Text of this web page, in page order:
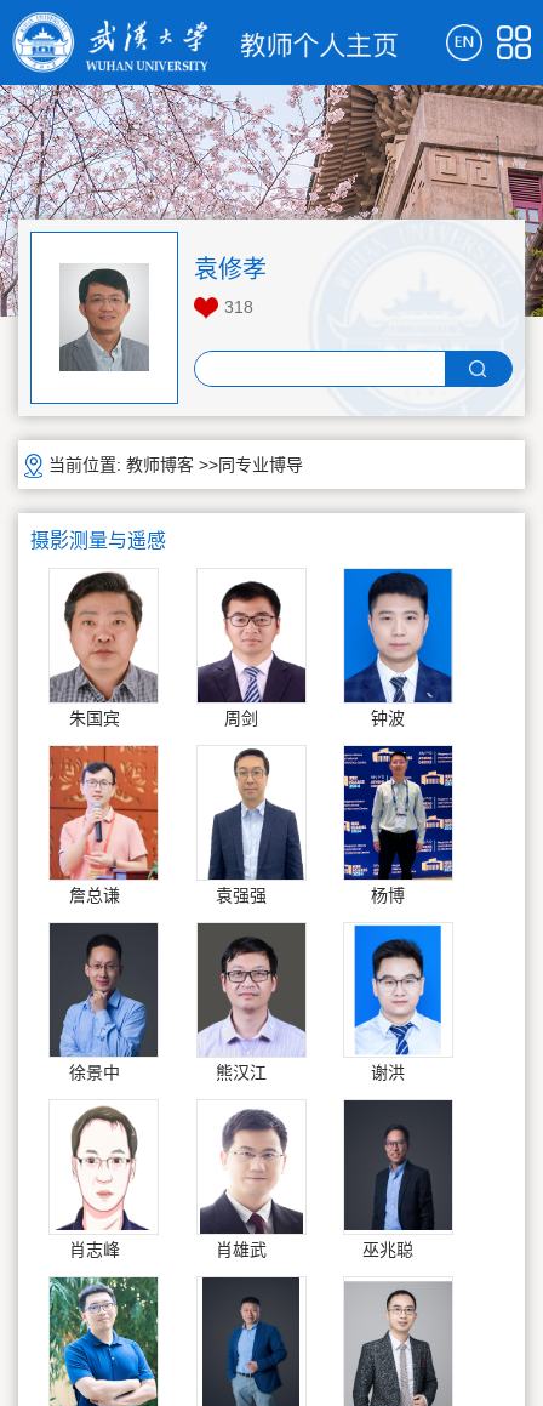
袁修孝
318
当前位置: 教师博客 >>同专业博导
摄影测量与遥感
朱国宾 周剑 钟波
詹总谦 袁强强 杨博
徐景中 熊汉江 谢洪
肖志峰 肖雄武 巫兆聪